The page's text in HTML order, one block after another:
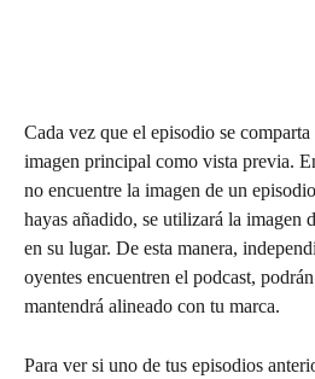
Cada vez que el episodio se
imagen principal como vista previa.
no encuentre la imagen de un
hayas añadido, se utilizará la imagen
en su lugar. De esta manera,
oyentes encuentren el podcast,
mantendrá alineado con tu marca.
Para ver si uno de tus episodios